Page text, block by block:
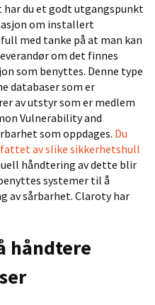
du et godt utgangspunkt
om installert
med tanke på at man kan
om det finnes
som benyttes. Denne type
databaser som er
av utstyr som er medlem
Vulnerability and
som oppdages. Du
av slike sikkerhetshull
håndtering av dette blir
systemer til å
av sårbarhet. Claroty har
håndtere